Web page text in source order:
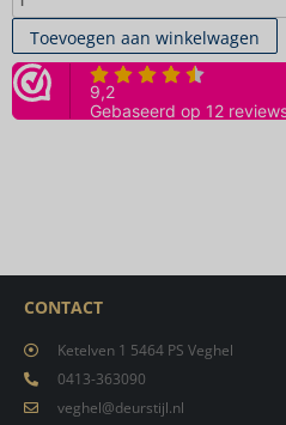
Toevoegen aan winkelwagen
CONTACT
Ketelven 1 5464 PS Veghel
0413-363090
veghel@deurstijl.nl